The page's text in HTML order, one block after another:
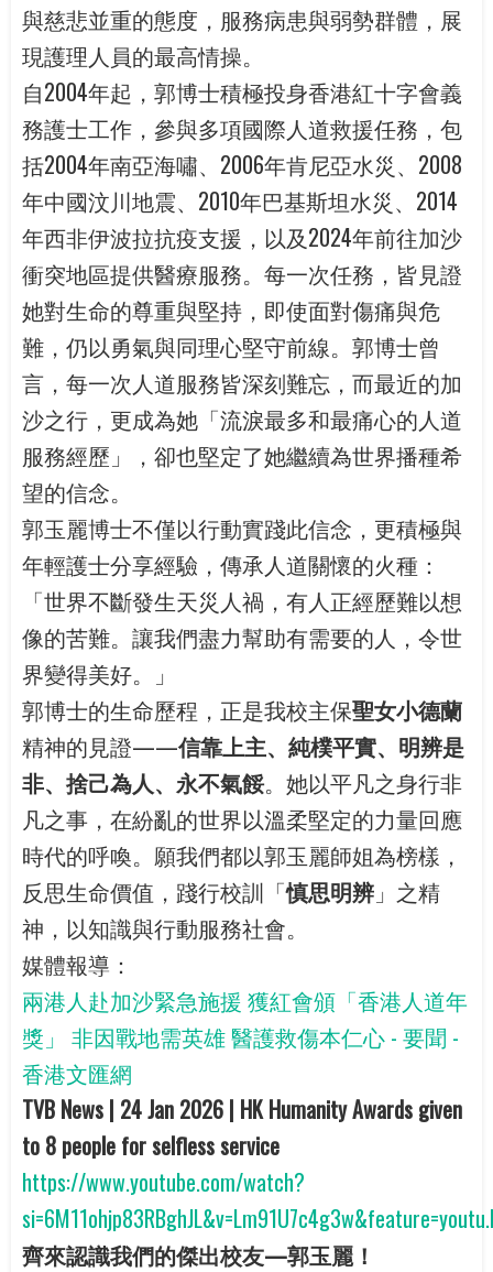
與慈悲並重的態度，服務病患與弱勢群體，展
現護理人員的最高情操。
自2004年起，郭博士積極投身香港紅十字會義
務護士工作，參與多項國際人道救援任務，包
括2004年南亞海嘯、2006年肯尼亞水災、2008
年中國汶川地震、2010年巴基斯坦水災、2014
年西非伊波拉抗疫支援，以及2024年前往加沙
衝突地區提供醫療服務。每一次任務，皆見證
她對生命的尊重與堅持，即使面對傷痛與危
難，仍以勇氣與同理心堅守前線。郭博士曾
言，每一次人道服務皆深刻難忘，而最近的加
沙之行，更成為她「流淚最多和最痛心的人道
服務經歷」，卻也堅定了她繼續為世界播種希
望的信念。
郭玉麗博士不僅以行動實踐此信念，更積極與
年輕護士分享經驗，傳承人道關懷的火種：
「世界不斷發生天災人禍，有人正經歷難以想
像的苦難。讓我們盡力幫助有需要的人，令世
界變得美好。」
郭博士的生命歷程，正是我校主保聖女小德蘭
精神的見證——信靠上主、純樸平實、明辨是
非、捨己為人、永不氣餒。她以平凡之身行非
凡之事，在紛亂的世界以溫柔堅定的力量回應
時代的呼喚。願我們都以郭玉麗師姐為榜樣，
反思生命價值，踐行校訓「慎思明辨 」之精
神，以知識與行動服務社會。
媒體報導：
兩港人赴加沙緊急施援 獲紅會頒「香港人道年
獎」 非因戰地需英雄 醫護救傷本仁心 - 要聞 -
香港文匯網
TVB News | 24 Jan 2026 | HK Humanity Awards given
to 8 people for selfless service
https://www.youtube.com/watch?
齊來認識我們的傑出校友—郭玉麗！